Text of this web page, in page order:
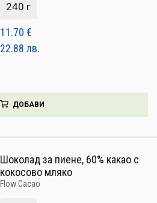
240 г
11.70 €
22.88 лв.
ДОБАВИ
Шоколад за пиене, 60% какао с
кокосово мляко
Flow Cacao